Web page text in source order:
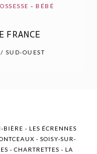
- BÉBÉ
FRANCE
SUD-OUEST
- LES ÉCRENNES
- SOISY-SUR-
- CHARTRETTES - LA